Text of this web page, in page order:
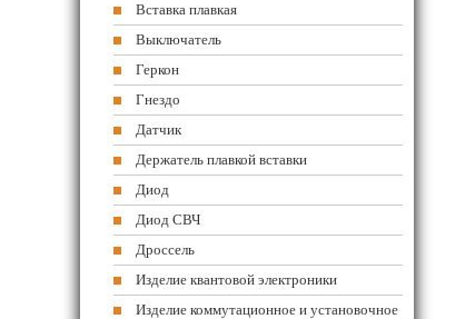
Вставка плавкая
Выключатель
Геркон
Гнездо
Датчик
Держатель плавкой вставки
Диод
Диод СВЧ
Дроссель
Изделие квантовой электроники
Изделие коммутационное и установочное